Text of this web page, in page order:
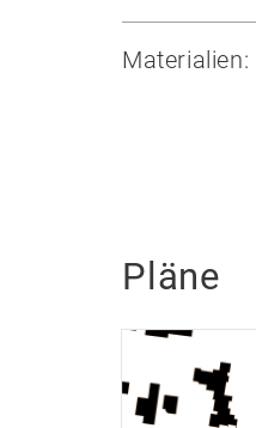
Materialien:
Pläne